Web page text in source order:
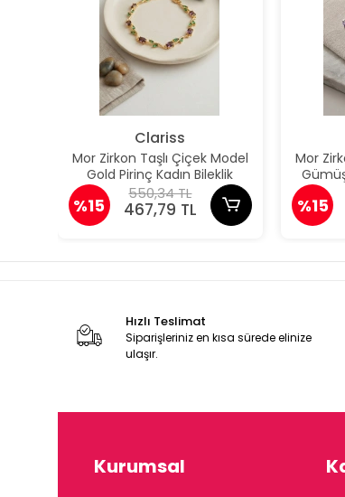
Clariss
Mor Zirkon Taşlı Çiçek Model
Gold Pirinç Kadın Bileklik
%15
550,34 TL
467,79 TL
Mor
%15
Hızlı Teslimat
Siparişleriniz en kısa sürede elinize
ulaşır.
Kurumsal